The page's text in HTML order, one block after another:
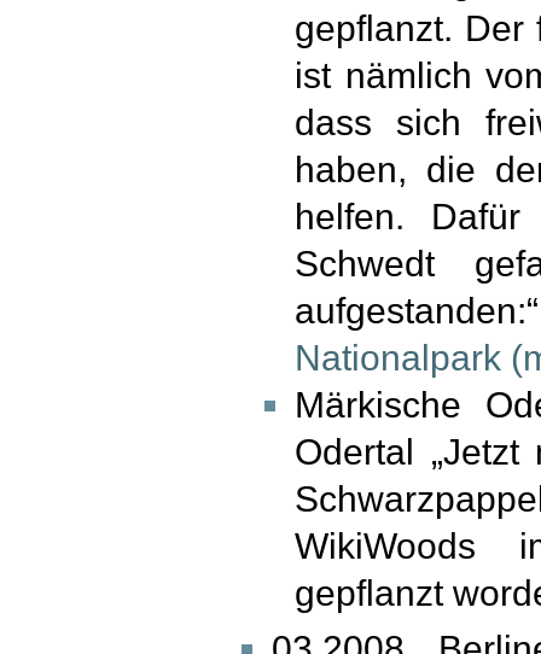
gepflanzt. Der
ist nämlich
dass sich
haben, die
helfen.
Schwedt
Nationalpark
Märkische
Odertal
WikiWoods
gepflanzt